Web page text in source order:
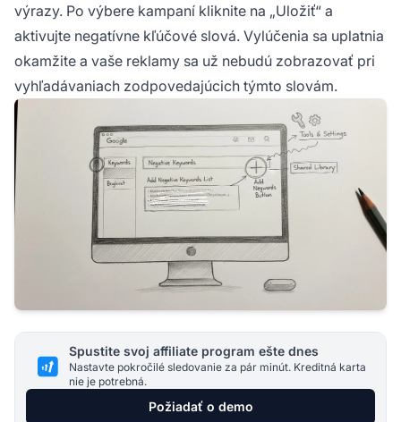
výrazy. Po výbere kampaní kliknite na „Uložiť“ a
aktivujte negatívne kľúčové slová. Vylúčenia sa uplatnia
okamžite a vaše reklamy sa už nebudú zobrazovať pri
vyhľadávaniach zodpovedajúcich týmto slovám.
Spustite svoj affiliate program ešte dnes
Nastavte pokročilé sledovanie za pár minút. Kreditná karta
nie je potrebná.
Požiadať o demo